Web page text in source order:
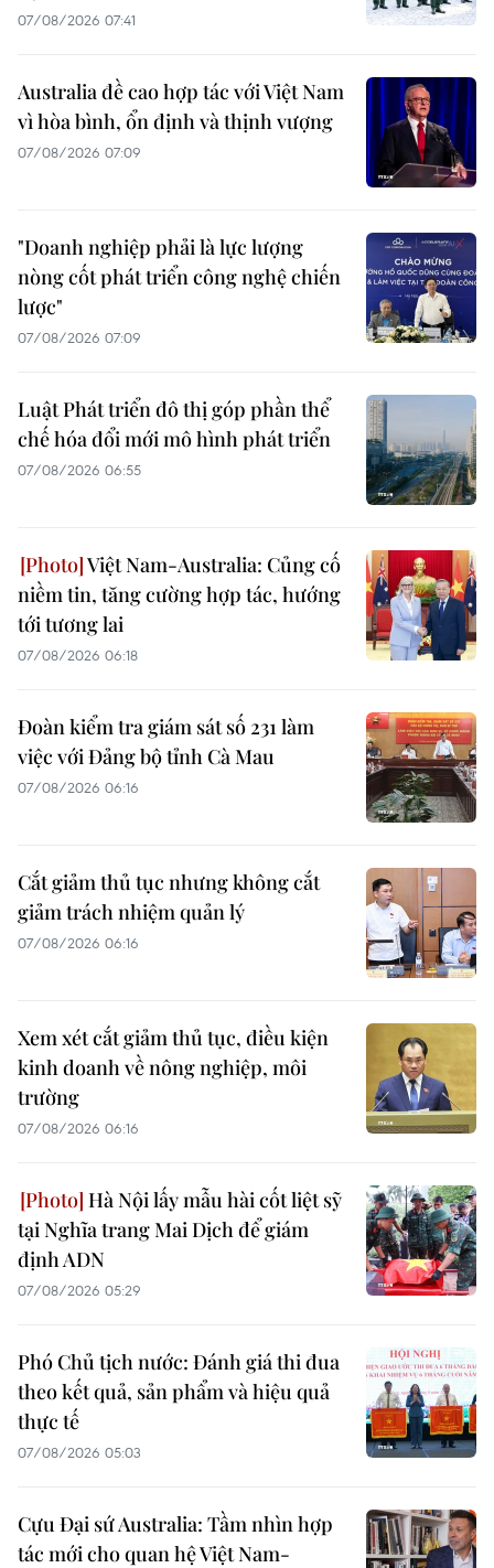
07/08/2026 07:41
Australia đề cao hợp tác với Việt Nam
vì hòa bình, ổn định và thịnh vượng
07/08/2026 07:09
"Doanh nghiệp phải là lực lượng
nòng cốt phát triển công nghệ chiến
lược"
07/08/2026 07:09
Luật Phát triển đô thị góp phần thể
chế hóa đổi mới mô hình phát triển
07/08/2026 06:55
Việt Nam-Australia: Củng cố
niềm tin, tăng cường hợp tác, hướng
tới tương lai
07/08/2026 06:18
Đoàn kiểm tra giám sát số 231 làm
việc với Đảng bộ tỉnh Cà Mau
07/08/2026 06:16
Cắt giảm thủ tục nhưng không cắt
giảm trách nhiệm quản lý
07/08/2026 06:16
Xem xét cắt giảm thủ tục, điều kiện
kinh doanh về nông nghiệp, môi
trường
07/08/2026 06:16
Hà Nội lấy mẫu hài cốt liệt sỹ
tại Nghĩa trang Mai Dịch để giám
định ADN
07/08/2026 05:29
Phó Chủ tịch nước: Đánh giá thi đua
theo kết quả, sản phẩm và hiệu quả
thực tế
07/08/2026 05:03
Cựu Đại sứ Australia: Tầm nhìn hợp
tác mới cho quan hệ Việt Nam-